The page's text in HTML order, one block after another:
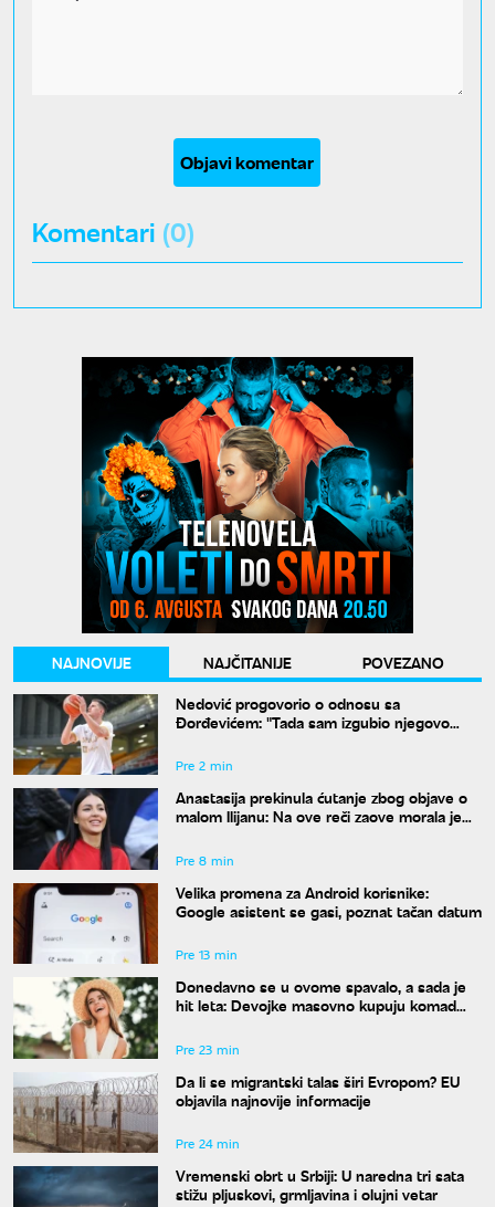
Objavi komentar
Komentari (0)
NAJNOVIJE NAJČITANIJE
POVEZANO
Nedović progovorio o odnosu sa
Đorđevićem: "Tada sam izgubio njegovo
Pre 2 min
Anastasija prekinula ćutanje zbog objave o
malom Ilijanu: Na ove reči zaove morala je
Pre 8 min
Velika promena za Android korisnike:
Google asistent se gasi, poznat tačan datum
Pre 13 min
Donedavno se u ovome spavalo, a sada je
hit leta: Devojke masovno kupuju komad
Pre 23 min
Da li se migrantski talas širi Evropom? EU
objavila najnovije informacije
Pre 24 min
Vremenski obrt u Srbiji: U naredna tri sata
stižu pljuskovi, grmljavina i olujni vetar